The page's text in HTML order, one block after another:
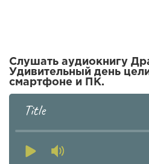
Слушать аудиокнигу
Удивительный день
смартфоне и ПК.
Title